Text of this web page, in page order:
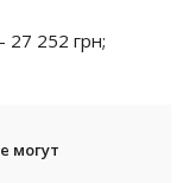
27 252 грн;
могут